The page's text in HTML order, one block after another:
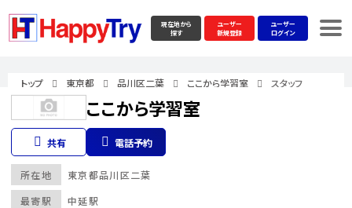
現在地から
探す
ユーザー
新規登録
ユーザー
ログイン
トップ 東京都 品川区二葉 ここから学習室 スタッフ
ここから学習室
共有 電話予約
最寄駅 中延駅
所在地 東京都品川区二葉